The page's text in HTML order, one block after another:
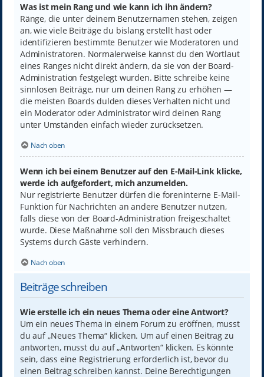
Was ist mein Rang und wie kann ich ihn ändern?
Ränge, die unter deinem Benutzernamen stehen, zeigen
an, wie viele Beiträge du bislang erstellt hast oder
identifizieren bestimmte Benutzer wie Moderatoren und
Administratoren. Normalerweise kannst du den Wortlaut
eines Ranges nicht direkt ändern, da sie von der Board-
Administration festgelegt wurden. Bitte schreibe keine
sinnlosen Beiträge, nur um deinen Rang zu erhöhen —
die meisten Boards dulden dieses Verhalten nicht und
ein Moderator oder Administrator wird deinen Rang
unter Umständen einfach wieder zurücksetzen.
Nach oben
Wenn ich bei einem Benutzer auf den E-Mail-Link klicke,
werde ich aufgefordert, mich anzumelden.
Nur registrierte Benutzer dürfen die foreninterne E-Mail-
Funktion für Nachrichten an andere Benutzer nutzen,
falls diese von der Board-Administration freigeschaltet
wurde. Diese Maßnahme soll den Missbrauch dieses
Systems durch Gäste verhindern.
Nach oben
Beiträge schreiben
Wie erstelle ich ein neues Thema oder eine Antwort?
Um ein neues Thema in einem Forum zu eröffnen, musst
du auf „Neues Thema“ klicken. Um auf einen Beitrag zu
antworten, musst du auf „Antworten“ klicken. Es könnte
sein, dass eine Registrierung erforderlich ist, bevor du
einen Beitrag schreiben kannst. Deine Berechtigungen